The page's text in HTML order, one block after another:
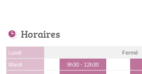
Horaires
Lundi
Fermé
Mardi
9h30 - 12h30